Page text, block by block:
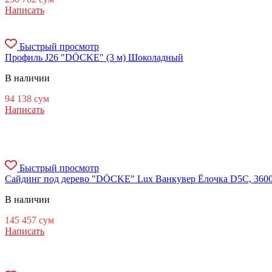
Написать
Быстрый просмотр
Профиль J26 "DÖCKE" (3 м) Шоколадный
В наличии
94 138 сум
Написать
Быстрый просмотр
Сайдинг под дерево "DÖCKE" Lux Ванкувер Ёлочка D5C,
В наличии
145 457 сум
Написать